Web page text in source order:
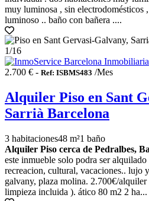
muy luminosa , sin electrodomésticos
luminoso .. baño con bañera ....
1/16
2.700 € - Ref: ISBMS483 /Mes
Alquiler Piso en Sant
Sarrià Barcelona
3 habitaciones48 m²1 baño
Alquiler Piso cerca de Pedralbes,
este inmueble solo podra ser
recreacion, cultural, vacaciones.. lujo
galvany, plaza molina. 2.700€/
limpieza incluida ). ático 80 m2 2 ha...